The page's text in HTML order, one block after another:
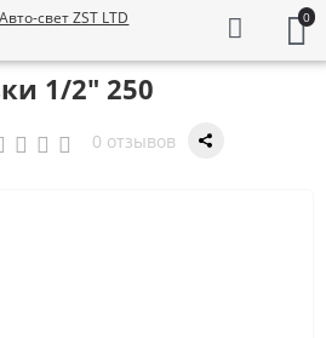
0
1/2" 250
0 отзывов